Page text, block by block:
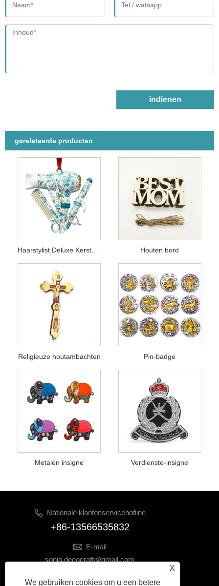
indienen
gerelateerde producten
Haarstylist Deluxe Kerstornament Houten bord
Religieuze houtambachten Pin-badge
Metalen insigne Verdienste-insigne
Nationale klantenservicehotline
+86-13566535832
E-mail
sonia.decocraft@gmail.com
VOLG ONS
X
We gebruiken cookies om u een betere